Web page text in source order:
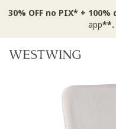
30% OFF no PIX* +
app**.